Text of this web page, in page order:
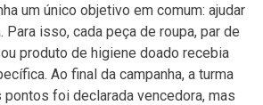
um único objetivo em comum: ajudar
isso, cada peça de roupa, par de
produto de higiene doado recebia
Ao final da campanha, a turma
pontos foi declarada vencedora, mas